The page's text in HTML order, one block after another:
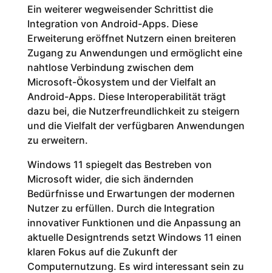
Ein weiterer wegweisender Schrittist die
Integration von Android-Apps. Diese
Erweiterung eröffnet Nutzern einen breiteren
Zugang zu Anwendungen und ermöglicht eine
nahtlose Verbindung zwischen dem
Microsoft-Ökosystem und der Vielfalt an
Android-Apps. Diese Interoperabilität trägt
dazu bei, die Nutzerfreundlichkeit zu steigern
und die Vielfalt der verfügbaren Anwendungen
zu erweitern.
Windows 11 spiegelt das Bestreben von
Microsoft wider, die sich ändernden
Bedürfnisse und Erwartungen der modernen
Nutzer zu erfüllen. Durch die Integration
innovativer Funktionen und die Anpassung an
aktuelle Designtrends setzt Windows 11 einen
klaren Fokus auf die Zukunft der
Computernutzung. Es wird interessant sein zu